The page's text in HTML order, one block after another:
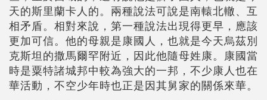
天的斯里蘭卡人的。兩種說法可說是南轅北轍、互
相矛盾。相對來說，第一種說法出現得更早，應該
更加可信。他的母親是康國人，也就是今天烏茲別
克斯坦的撒馬爾罕附近，因此他隨母姓康。康國當
時是粟特諸城邦中較為強大的一邦，不少康人也在
華活動，不空少年時也正是因其舅家的關係來華。